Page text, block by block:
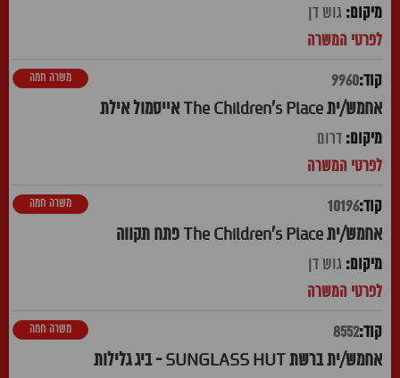
גוש דן
9960
אחמש/ית The Children's Place אייסמול אילת
משרה חמה
דרום
10196
אחמש/ית The Children's Place פתח תקווה
משרה חמה
גוש דן
8552
אחמש/ית ברשת SUNGLASS HUT - ביג גלילות
משרה חמה